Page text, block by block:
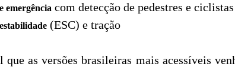
emergência com detecção de pedestres e ciclistas
(ESC) e tração
que as versões brasileiras mais acessíveis